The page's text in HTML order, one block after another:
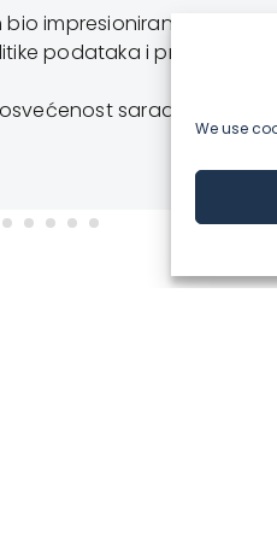
We use
njihovim
i pravljanja
saradnji, uparena s